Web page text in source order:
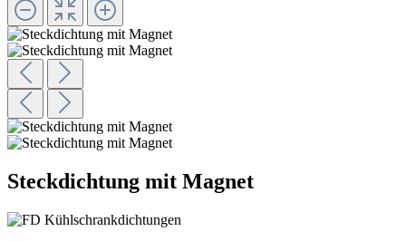
Steckdichtung mit Magnet